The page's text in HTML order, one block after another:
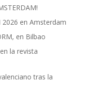
2026 en Amsterdam
en Bilbao
la revista
tras la